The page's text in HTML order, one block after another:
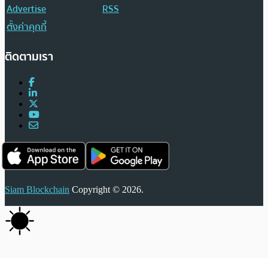
Advertise
RSS
ตั้งค่าคุกกี้
ติดตามเรา
Siam Blockchain Copyright © 2026.